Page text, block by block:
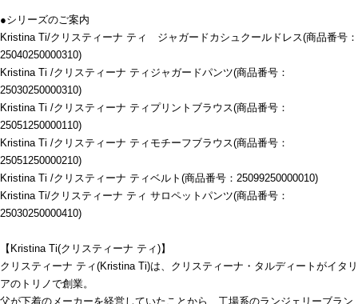
●シリーズのご案内
Kristina Ti/クリスティーナ ティ ジャガードカシュクールドレス(商品番号：
25040250000310)
Kristina Ti /クリスティーナ ティジャガードパンツ(商品番号：
25030250000310)
Kristina Ti /クリスティーナ ティプリントブラウス(商品番号：
25051250000110)
Kristina Ti /クリスティーナ ティモチーフブラウス(商品番号：
25051250000210)
Kristina Ti /クリスティーナ ティベルト(商品番号：25099250000010)
Kristina Ti/クリスティーナ ティ サロペットパンツ(商品番号：
25030250000410)
【Kristina Ti(クリスティーナ ティ)】
クリスティーナ ティ(Kristina Ti)は、クリスティーナ・タルディートがイタリ
アのトリノで創業。
父が下着のメーカーを経営していたことから、工場系のランジェリーブラン